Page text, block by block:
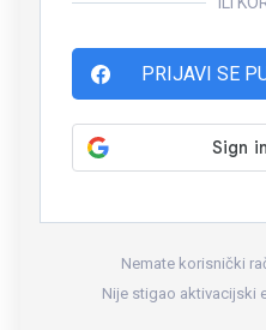
PRIJAVI SE
Nemate korisnički
Nije stigao aktivacijski